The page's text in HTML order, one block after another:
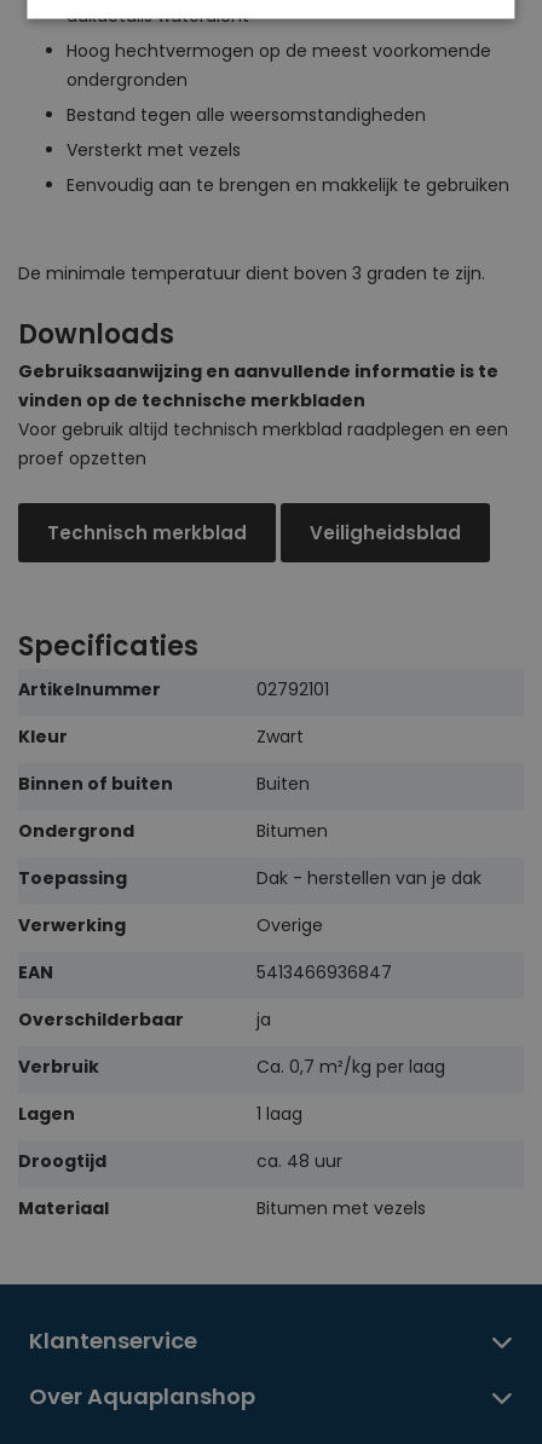
dakdetails waterdicht
Hoog hechtvermogen op de meest voorkomende
ondergronden
Bestand tegen alle weersomstandigheden
Versterkt met vezels
Eenvoudig aan te brengen en makkelijk te gebruiken
De minimale temperatuur dient boven 3 graden te zijn.
Downloads
Gebruiksaanwijzing en aanvullende informatie is te
vinden op de technische merkbladen
Voor gebruik altijd technisch merkblad raadplegen en een
proef opzetten
Technisch merkblad Veiligheidsblad
Specificaties
Meer
Artikelnummer
02792101
Kleur
Zwart
Binnen of buiten
Buiten
Ondergrond
Bitumen
Toepassing
Dak - herstellen van je dak
Verwerking
Overige
EAN
5413466936847
Overschilderbaar
ja
Verbruik
Ca. 0,7 m²/kg per laag
Lagen
1 laag
Droogtijd
ca. 48 uur
Materiaal
Bitumen met vezels
Klantenservice
Over Aquaplanshop